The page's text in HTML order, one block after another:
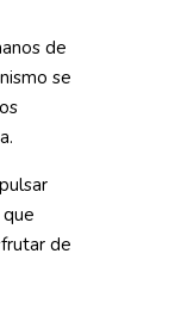
de
se
de